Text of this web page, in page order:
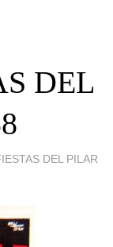
DEL
DEL PILAR